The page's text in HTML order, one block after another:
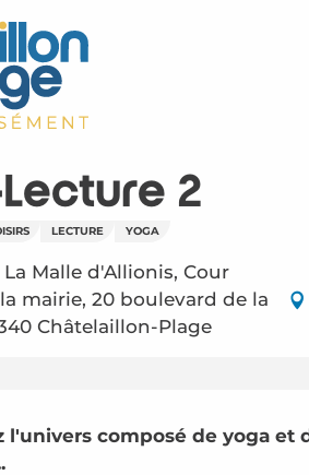
2
LECTURE YOGA
Malle d'Allionis, Cour
mairie, 20 boulevard de la
Châtelaillon-Plage
l'univers composé de yoga et